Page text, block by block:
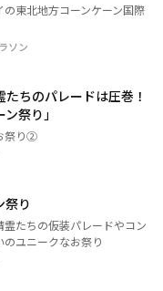
東北地方コーンケーン国際
ソン
ちのパレードは圧巻！
祭り」
祭り②
祭り
霊たちの仮装パレードやコン
ユニークなお祭り